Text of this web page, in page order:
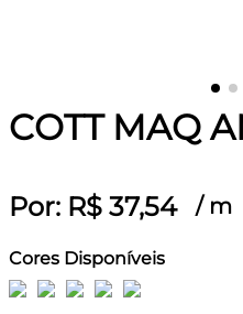
COTT MAQ
Por: R$ 37,54 / m
Cores Disponíveis